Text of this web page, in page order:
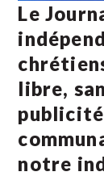
Le
libre,
notre